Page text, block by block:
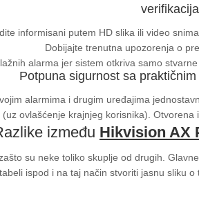
verifikacija
informisani putem HD slika ili video
Dobijajte trenutna upozorenja o
alarma jer sistem otkriva samo
Potpuna sigurnost sa
alarmima i drugim uređajima
ovlašćenje krajnjeg korisnika).
između Hikvision AX
su neke toliko skuplje od drugih.
ispod i na taj način stvoriti jasnu sliku